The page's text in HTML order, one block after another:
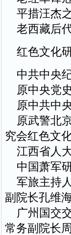
平措汪杰之
老西藏后代
红色文化研
中共中央纪
原中央党
原中共中
原武警北
究会红色文
江西省人
中国萧军
军旅主持
副院长孔维海
广州国交
常务副院长